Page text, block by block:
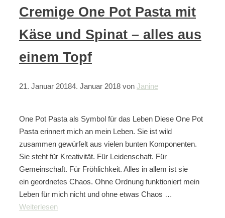
Cremige One Pot Pasta mit
Käse und Spinat – alles aus
einem Topf
21. Januar 20184. Januar 2018 von Janine
One Pot Pasta als Symbol für das Leben Diese One Pot
Pasta erinnert mich an mein Leben. Sie ist wild
zusammen gewürfelt aus vielen bunten Komponenten.
Sie steht für Kreativität. Für Leidenschaft. Für
Gemeinschaft. Für Fröhlichkeit. Alles in allem ist sie
ein geordnetes Chaos. Ohne Ordnung funktioniert mein
Leben für mich nicht und ohne etwas Chaos …
Weiterlesen